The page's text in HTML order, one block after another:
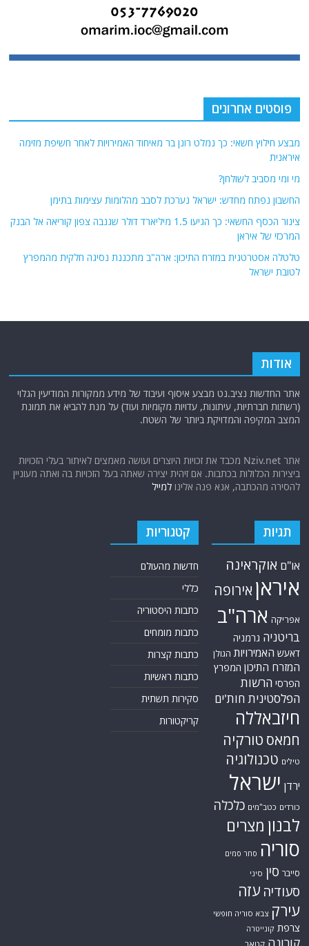
פוסטים אחרונים
מבצע חילוץ חשאי: כך נמלט רונן בר מאיחוד האמירויות לאחר חשיפת מזימה
איראנית
מי ומי מסביב לשולחן?
החשבון נפתח מחדש: ישראל נערכת לסבב מהלומות עצימות בתימן
צינור הכסף החשאי: כך הגיעו 1.5 מיליארד דולר שגנבה צפון קוריאה אל הבנק
המרכזי של איראן
טלטלה אסטרטגית במזרח התיכון: ארה"ב מתכננת נסיגה חלקית מהמפרץ
לטובת ישראל
אודות
אתר החדשות נציב.נט מבצע איסוף ועיבוד של מידע ממקורות המודיעין הגלוי
(רשתות חברתיות, עיתונות, עדויות מקומיות ועוד) על מנת להביא את תמונת
המצב המקיפה והמדויקת ביותר של השטח.
אתר Nziv.net מכבד את זכויות היוצרים ועושה מאמצים לאיתור בעלי הזכויות
ביצירות הכלולות בכתבות. אם זיהית יצירה שאתה בעל הזכויות בה ואתה מעוניין
להסירה מהכתבה, אנא פנה אלינולמייל
תגיות
או"ם אוקראינה
איראן אירופה
אפריקה ארה"ב
בריטניה גרמניה
דאעש האמירויות הגולן
המזרח התיכון המפרץ
הפרסי הרשות
הפלסטינית חות'ים
חיזבאללה
חמאס טורקיה
טילים טכנולוגיה
ירדן ישראל
כורדים כטב"מים כלכלה
לבנון מצרים
סוריה סחר סמים
סייבר סין סיני
סעודיה עזה
עירק צבא סוריה חופשי
צרפת קונייטרה
קטגוריות
חדשות מהעולם
כללי
כתבות היסטוריה
כתבות מומחים
כתבות קצרות
כתבות ראשיות
סקירות תשתית
קריקטורות